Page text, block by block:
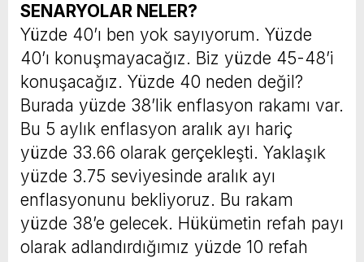
SENARYOLAR NELER?
Yüzde 40’ı ben yok sayıyorum. Yüzde
40’ı konuşmayacağız. Biz yüzde 45-48’i
konuşacağız. Yüzde 40 neden değil?
Burada yüzde 38’lik enflasyon rakamı var.
Bu 5 aylık enflasyon aralık ayı hariç
yüzde 33.66 olarak gerçekleşti. Yaklaşık
yüzde 3.75 seviyesinde aralık ayı
enflasyonunu bekliyoruz. Bu rakam
yüzde 38’e gelecek. Hükümetin refah payı
olarak adlandırdığımız yüzde 10 refah